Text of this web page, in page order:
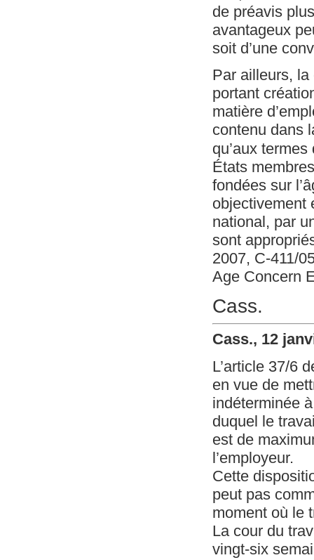
de préavis
avantageux
soit d’une
Par ailleurs,
portant
matière
contenu dans
qu’aux termes
États
fondées sur
objectivement
national, par
sont
2007, C-411/
Age Concern
Cass.
Cass., 12
L’article 37/6
en vue de
indéterminée
duquel le
est de
l’employeur.
Cette
peut pas
moment où le
La cour du
vingt-six